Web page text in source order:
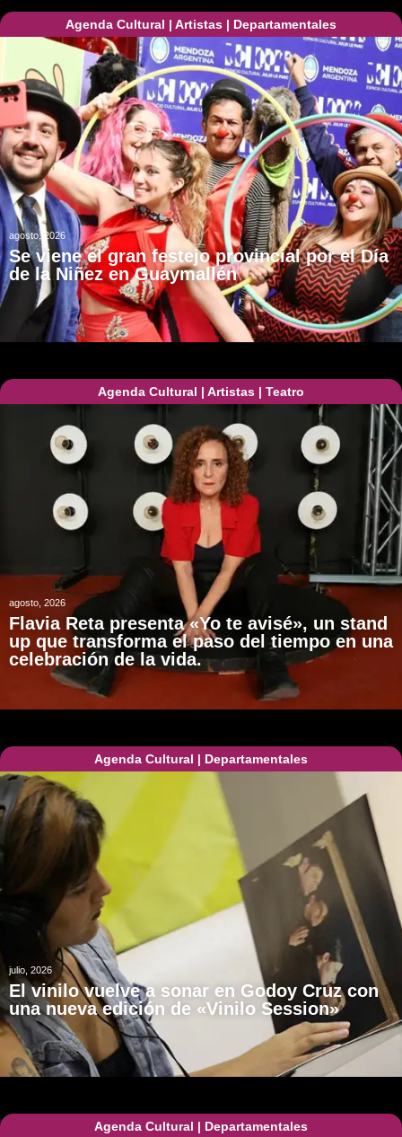
Agenda Cultural | Artistas | Departamentales
agosto, 2026
Se viene el gran festejo provincial por el Día
de la Niñez en Guaymallén
Agenda Cultural | Artistas | Teatro
agosto, 2026
Flavia Reta presenta «Yo te avisé», un stand
up que transforma el paso del tiempo en una
celebración de la vida.
Agenda Cultural | Departamentales
julio, 2026
El vinilo vuelve a sonar en Godoy Cruz con
una nueva edición de «Vinilo Session»
Agenda Cultural | Departamentales